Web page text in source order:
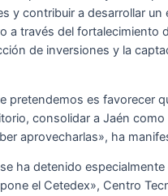
y contribuir a desarrollar un
a través del fortalecimiento
de inversiones y la
pretendemos es favorecer
consolidar a Jaén como
aprovecharlas», ha
ha detenido especialmente
el Cetedex», Centro